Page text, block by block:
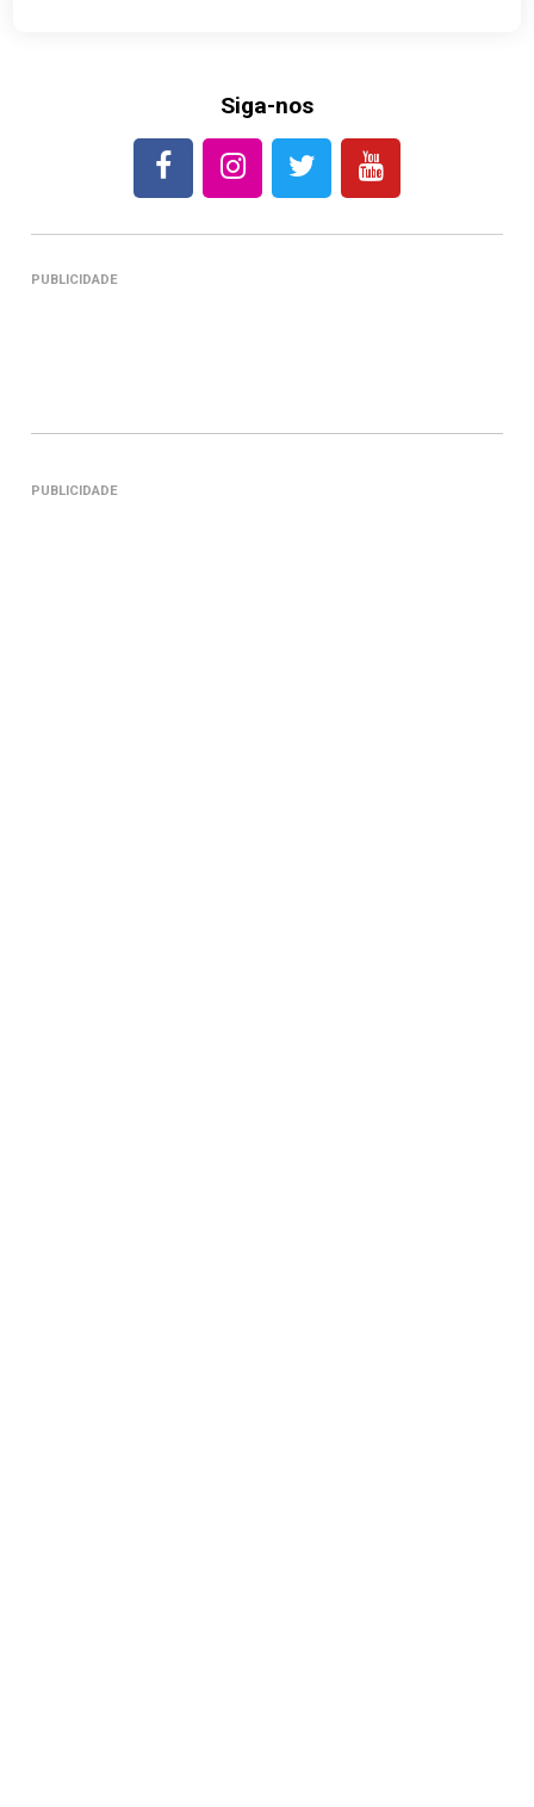
Siga-nos
PUBLICIDADE
PUBLICIDADE